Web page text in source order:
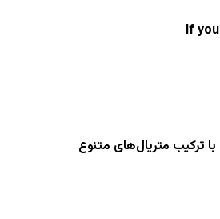
ترکیب متریال‌های متنوع